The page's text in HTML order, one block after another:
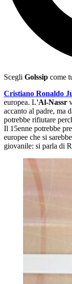
Scegli Golssip come
Cristiano Ronaldo
europea. L'Al-Nassr
accanto al padre, ma
potrebbe rifiutare
Il 15enne potrebbe
europee che si
giovanile: si parla di